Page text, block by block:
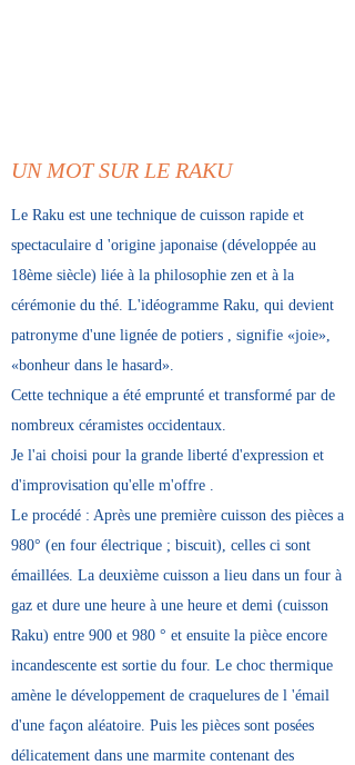
UN MOT SUR LE RAKU
Le Raku est une technique de cuisson rapide et
spectaculaire d 'origine japonaise (développée au
18ème siècle) liée à la philosophie zen et à la
cérémonie du thé. L'idéogramme Raku, qui devient
patronyme d'une lignée de potiers , signifie «joie»,
«bonheur dans le hasard».
Cette technique a été emprunté et transformé par de
nombreux céramistes occidentaux.
Je l'ai choisi pour la grande liberté d'expression et
d'improvisation qu'elle m'offre .
Le procédé : Après une première cuisson des pièces a
980° (en four électrique ; biscuit), celles ci sont
émaillées. La deuxième cuisson a lieu dans un four à
gaz et dure une heure à une heure et demi (cuisson
Raku) entre 900 et 980 ° et ensuite la pièce encore
incandescente est sortie du four. Le choc thermique
amène le développement de craquelures de l 'émail
d'une façon aléatoire. Puis les pièces sont posées
délicatement dans une marmite contenant des